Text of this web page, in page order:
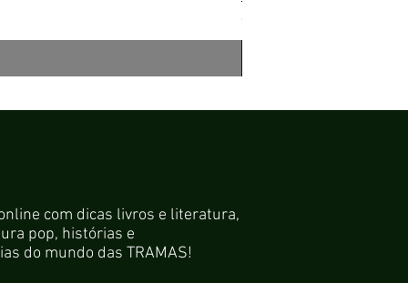
com dicas livros e literatura,
pop, histórias e
do mundo das TRAMAS!